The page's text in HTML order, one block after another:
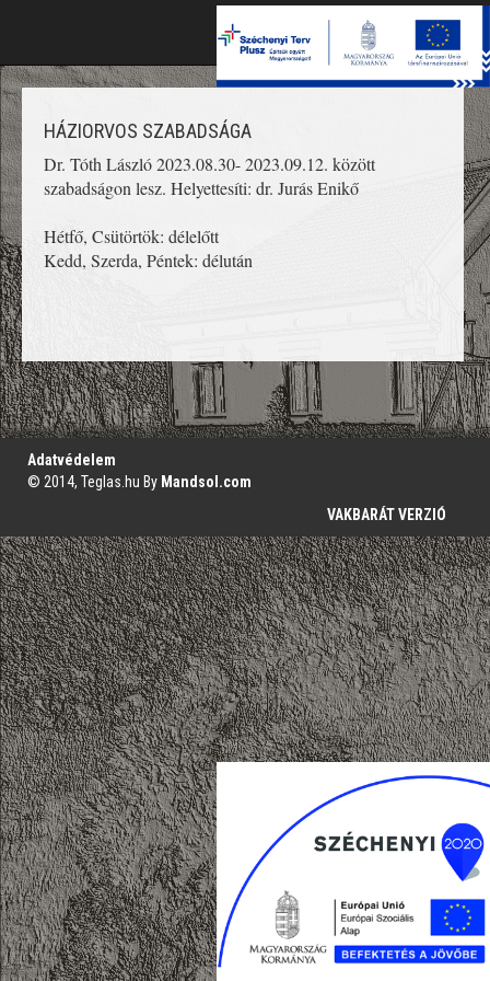
HÁZIORVOS SZABADSÁGA
Dr. Tóth László 2023.08.30- 2023.09.12. között
szabadságon lesz. Helyettesíti: dr. Jurás Enikő
Hétfő, Csütörtök: délelőtt
Kedd, Szerda, Péntek: délután
';
Adatvédelem
© 2014, Teglas.hu By Mandsol.com
VAKBARÁT VERZIÓ